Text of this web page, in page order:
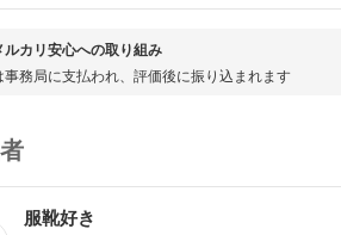
ルカリ安心への取り組み
事務局に支払われ、評価後に振り込まれます
服靴好き